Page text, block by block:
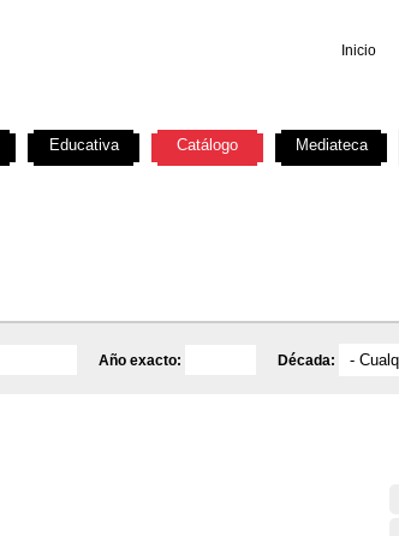
Inicio
Año exacto: Década:
Educativa Catálogo Mediateca